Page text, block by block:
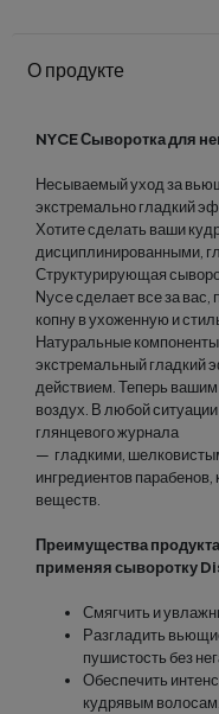
О продукте
NYCE Сыворотка для
Несываемый уход за
экстремально гладкий
Хотите сделать ваши
дисциплинированными,
Структурирующая
Nyce сделает все за
копну в ухоженную и
Натуральные
экстремальный гладкий
действием. Теперь
воздух. В любой
глянцевого журнала
— гладкими,
ингредиентов парабенов,
веществ.
Преимущества
применяя сыворотку
Смягчить и
Разгладить
пушистость без
Обеспечить
кудрявым волосам.